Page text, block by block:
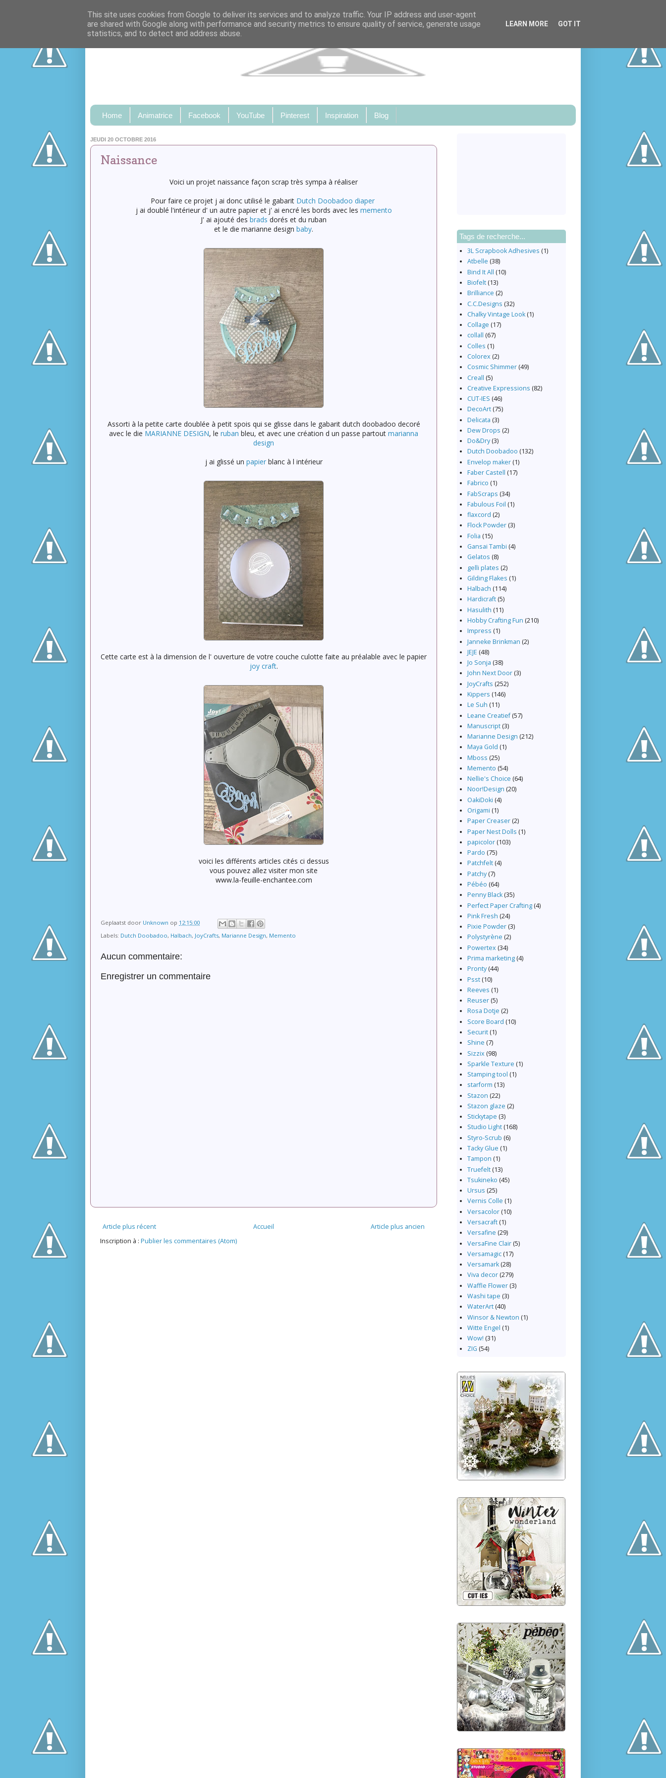
Home Animatrice Facebook YouTube Pinterest Inspiration Blog
JEUDI 20 OCTOBRE 2016
Naissance
Voici un projet naissance façon scrap très sympa à réaliser
Pour faire ce projet j ai donc utilisé le gabarit Dutch Doobadoo diaper
j ai doublé l'intérieur d' un autre papier et j' ai encré les bords avec les memento
J' ai ajouté des brads dorés et du ruban
et le die marianne design baby.
Assorti à la petite carte doublée à petit spois qui se glisse dans le gabarit dutch doobadoo decoré
avec le die MARIANNE DESIGN, le ruban bleu, et avec une création d un passe partout marianna
design
j ai glissé un papierblanc à l intérieur
Cette carte est à la dimension de l' ouverture de votre couche culotte faite au préalable avec le papier
joy craft.
voici les différents articles cités ci dessus
vous pouvez allez visiter mon site
www.la-feuille-enchantee.com
Geplaatst door Unknown op 12:15:00
Labels: Dutch Doobadoo, Halbach, JoyCrafts, Marianne Design, Memento
Aucun commentaire:
Enregistrer un commentaire
Article plus récent Article plus ancien
Accueil
Inscription à : Publier les commentaires (Atom)
Tags de recherche...
3L Scrapbook Adhesives (1)
Atbelle (38)
Bind It All (10)
Biofelt (13)
Brilliance (2)
C.C.Designs (32)
Chalky Vintage Look (1)
Collage (17)
collall (67)
Colles (1)
Colorex (2)
Cosmic Shimmer (49)
Creall (5)
Creative Expressions (82)
CUT-IES (46)
DecoArt (75)
Delicata (3)
Dew Drops (2)
Do&Dry (3)
Dutch Doobadoo (132)
Envelop maker (1)
Faber Castell (17)
Fabrico (1)
FabScraps (34)
Fabulous Foil (1)
flaxcord (2)
Flock Powder (3)
Folia (15)
Gansai Tambi (4)
Gelatos (8)
gelli plates (2)
Gilding Flakes (1)
Halbach (114)
Hardicraft (5)
Hasulith (11)
Hobby Crafting Fun (210)
Impress (1)
Janneke Brinkman (2)
JEJE (48)
Jo Sonja (38)
John Next Door (3)
JoyCrafts (252)
Kippers (146)
Le Suh (11)
Leane Creatief (57)
Manuscript (3)
Marianne Design (212)
Maya Gold (1)
Mboss (25)
Memento (54)
Nellie's Choice (64)
Noor!Design (20)
OakiDoki (4)
Origami (1)
Paper Creaser (2)
Paper Nest Dolls (1)
papicolor (103)
Pardo (75)
Patchfelt (4)
Patchy (7)
Pébéo (64)
Penny Black (35)
Perfect Paper Crafting (4)
Pink Fresh (24)
Pixie Powder (3)
Polystyrène (2)
Powertex (34)
Prima marketing (4)
Pronty (44)
Psst (10)
Reeves (1)
Reuser (5)
Rosa Dotje (2)
Score Board (10)
Securit (1)
Shine (7)
Sizzix (98)
Sparkle Texture (1)
Stamping tool (1)
starform (13)
Stazon (22)
Stazon glaze (2)
Stickytape (3)
Studio Light (168)
Styro-Scrub (6)
Tacky Glue (1)
Tampon (1)
Truefelt (13)
Tsukineko (45)
Ursus (25)
Vernis Colle (1)
Versacolor (10)
Versacraft (1)
Versafine (29)
VersaFine Clair (5)
Versamagic (17)
Versamark (28)
Viva decor (279)
Waffle Flower (3)
Washi tape (3)
WaterArt (40)
Winsor & Newton (1)
Witte Engel (1)
Wow! (31)
ZIG (54)
This site uses cookies from Google to deliver its services and to analyze traffic. Your IP address and user-agent
are shared with Google along with performance and security metrics to ensure quality of service, generate usage
statistics, and to detect and address abuse.
LEARN MORE GOT IT